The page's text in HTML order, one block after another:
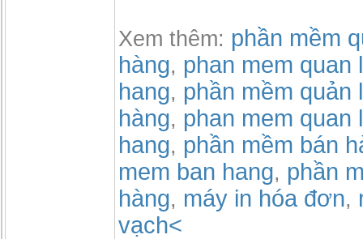
Xem thêm: phần mềm
hàng, phan mem quan
hang, phần mềm quản
hàng, phan mem quan
hang, phần mềm bán
mem ban hang, phần
hàng, máy in hóa đơn,
vạch<